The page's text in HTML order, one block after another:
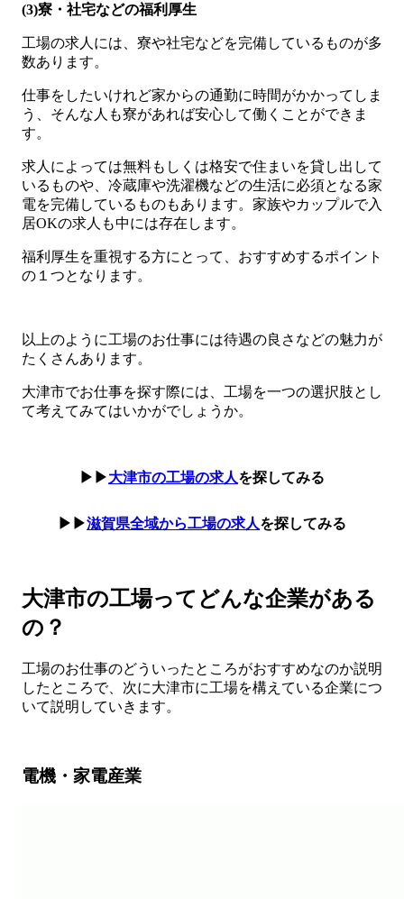
(3)寮・社宅などの福利厚生
工場の求人には、寮や社宅などを完備しているものが多
数あります。
仕事をしたいけれど家からの通勤に時間がかかってしま
う、そんな人も寮があれば安心して働くことができま
す。
求人によっては無料もしくは格安で住まいを貸し出して
いるものや、冷蔵庫や洗濯機などの生活に必須となる家
電を完備しているものもあります。家族やカップルで入
居OKの求人も中には存在します。
福利厚生を重視する方にとって、おすすめするポイント
の１つとなります。
以上のように工場のお仕事には待遇の良さなどの魅力が
たくさんあります。
大津市でお仕事を探す際には、工場を一つの選択肢とし
て考えてみてはいかがでしょうか。
▶▶大津市の工場の求人を探してみる
▶▶滋賀県全域から工場の求人を探してみる
大津市の工場ってどんな企業がある
の？
工場のお仕事のどういったところがおすすめなのか説明
したところで、次に大津市に工場を構えている企業につ
いて説明していきます。
電機・家電産業